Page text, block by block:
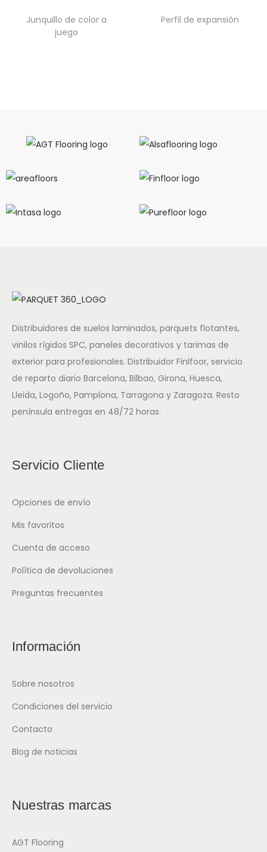
Junquillo de color a
juego
Perfil de expansión
Distribuidores de suelos laminados, parquets flotantes,
vinilos rígidos SPC, paneles decorativos y tarimas de
exterior para profesionales. Distribuidor Finlfoor, servicio
de reparto diario Barcelona, Bilbao, Girona, Huesca,
Lleida, Logoño, Pamplona, Tarragona y Zaragoza. Resto
península entregas en 48/72 horas.
Servicio Cliente
Opciones de envío
Mis favoritos
Cuenta de acceso
Política de devoluciones
Preguntas frecuentes
Información
Sobre nosotros
Condiciones del servicio
Contacto
Blog de noticias
Nuestras marcas
AGT Flooring